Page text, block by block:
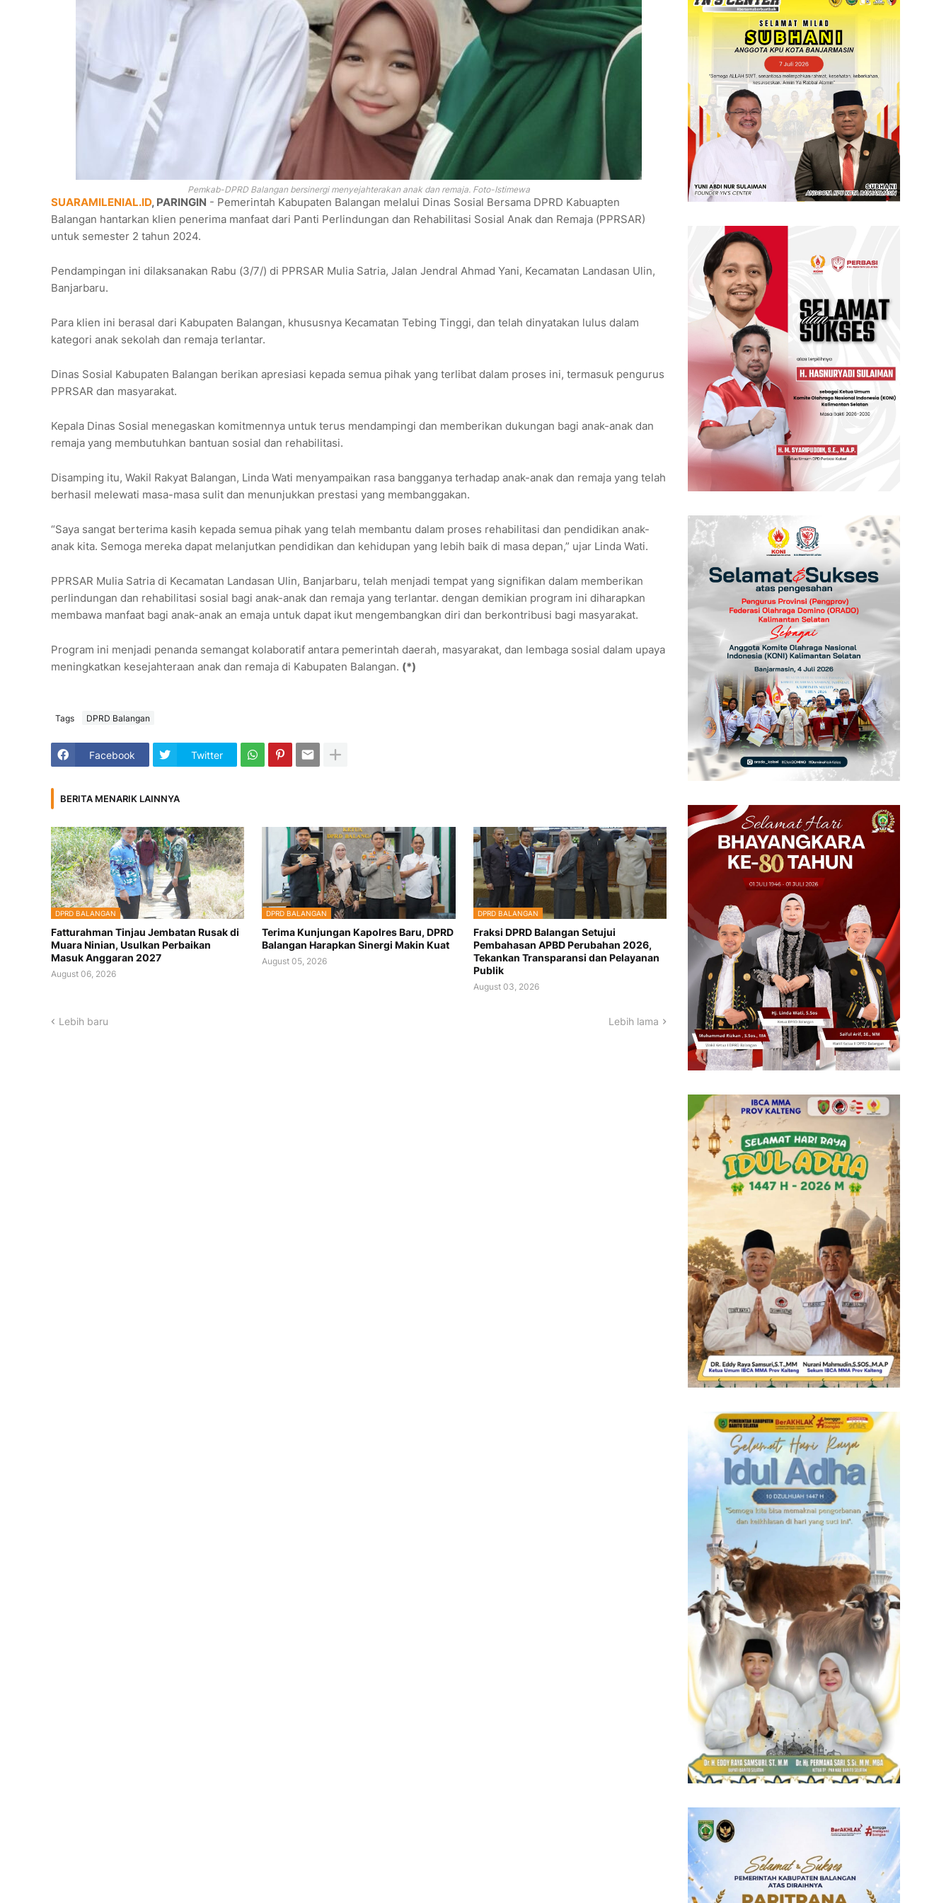
Pemkab-DPRD Balangan bersinergi menyejahterakan anak dan remaja. Foto-Istimewa
SUARAMILENIAL.ID, PARINGIN - Pemerintah Kabupaten Balangan melalui Dinas Sosial Bersama DPRD Kabuapten
Balangan hantarkan klien penerima manfaat dari Panti Perlindungan dan Rehabilitasi Sosial Anak dan Remaja (PPRSAR)
untuk semester 2 tahun 2024.
Pendampingan ini dilaksanakan Rabu (3/7/) di PPRSAR Mulia Satria, Jalan Jendral Ahmad Yani, Kecamatan Landasan Ulin,
Banjarbaru.
Para klien ini berasal dari Kabupaten Balangan, khususnya Kecamatan Tebing Tinggi, dan telah dinyatakan lulus dalam
kategori anak sekolah dan remaja terlantar.
Dinas Sosial Kabupaten Balangan berikan apresiasi kepada semua pihak yang terlibat dalam proses ini, termasuk pengurus
PPRSAR dan masyarakat.
Kepala Dinas Sosial menegaskan komitmennya untuk terus mendampingi dan memberikan dukungan bagi anak-anak dan
remaja yang membutuhkan bantuan sosial dan rehabilitasi.
Disamping itu, Wakil Rakyat Balangan, Linda Wati menyampaikan rasa bangganya terhadap anak-anak dan remaja yang telah
berhasil melewati masa-masa sulit dan menunjukkan prestasi yang membanggakan.
“Saya sangat berterima kasih kepada semua pihak yang telah membantu dalam proses rehabilitasi dan pendidikan anak-
anak kita. Semoga mereka dapat melanjutkan pendidikan dan kehidupan yang lebih baik di masa depan,” ujar Linda Wati.
PPRSAR Mulia Satria di Kecamatan Landasan Ulin, Banjarbaru, telah menjadi tempat yang signifikan dalam memberikan
perlindungan dan rehabilitasi sosial bagi anak-anak dan remaja yang terlantar. dengan demikian program ini diharapkan
membawa manfaat bagi anak-anak an emaja untuk dapat ikut mengembangkan diri dan berkontribusi bagi masyarakat.
Program ini menjadi penanda semangat kolaboratif antara pemerintah daerah, masyarakat, dan lembaga sosial dalam upaya
meningkatkan kesejahteraan anak dan remaja di Kabupaten Balangan. (*)
Tags DPRD Balangan
Facebook Twitter
BERITA MENARIK LAINNYA
DPRD BALANGAN
Fatturahman Tinjau Jembatan Rusak di
Muara Ninian, Usulkan Perbaikan
Masuk Anggaran 2027
August 06, 2026
DPRD BALANGAN
Terima Kunjungan Kapolres Baru, DPRD
Balangan Harapkan Sinergi Makin Kuat
August 05, 2026
DPRD BALANGAN
Fraksi DPRD Balangan Setujui
Pembahasan APBD Perubahan 2026,
Tekankan Transparansi dan Pelayanan
Publik
August 03, 2026
Lebih baru Lebih lama